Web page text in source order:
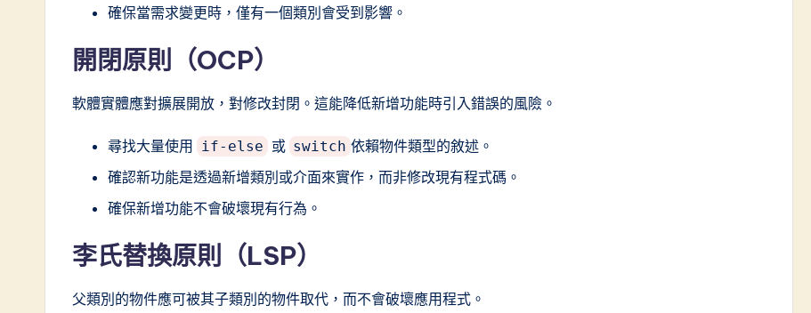
ft
確保當需求變更時，僅有一個類別會受到影響。
開閉原則（OCP）
軟體實體應對擴展開放，對修改封閉。這能降低新增功能時引入錯誤的風險。
尋找大量使用 if-else 或 switch 依賴物件類型的敘述。
確認新功能是透過新增類別或介面來實作，而非修改現有程式碼。
確保新增功能不會破壞現有行為。
李氏替換原則（LSP）
父類別的物件應可被其子類別的物件取代，而不會破壞應用程式。